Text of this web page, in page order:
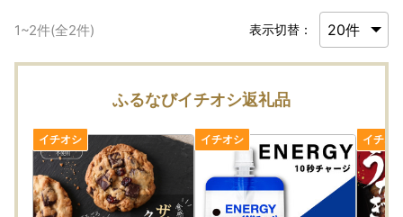
返礼品の発送時には、ご登録のメールアドレス宛てに発送開
寄附者様のご都合により返礼品が発送元事業者へ返品された
場合は再送いたしかねますので、お早めにお受け取りいただ
きますようお願いいたします。
また、返礼品のお届け先変更をご希望の方は、下記のお問い
合わせ先までご連絡いただきますようお願いいたします。
なお、返礼品の発送準備中のためご連絡いただくタイミング
によっては対応いたしかねる場合がございますので、あらか
じめご了承ください。
1~2件(全2件) 表示切替：
ふるなびイチオシ返礼品